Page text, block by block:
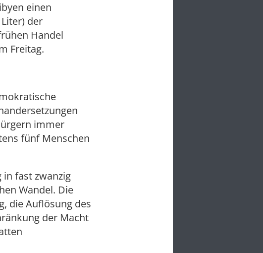
einen
der
Handel
Freitag.
immer
fünf Menschen
fast zwanzig
Wandel. Die
die Auflösung des
der Macht